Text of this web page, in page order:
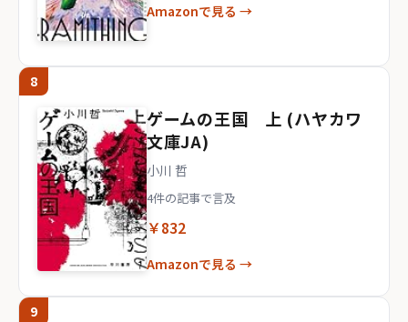
Amazonで見る →
8
ゲームの王国 上 (ハヤカワ
文庫JA)
小川 哲
4件の記事で言及
￥832
Amazonで見る →
9